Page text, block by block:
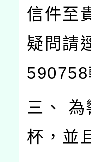
信件至
疑問請
590758
三、 為
杯，並